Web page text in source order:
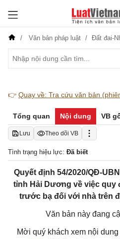
Văn bản pháp luật Đất đai-
👉 Quay về: Tra cứu văn bản
Tổng quan Nội dung VB
Lưu Theo dõi VB
Tình trạng hiệu lực: Đã biết
Quyết định 54/2020/QĐ-
tỉnh Hải Dương về việc quy
trước bạ đối với nhà trên
Văn bản này đang
Mời quý khách xem nội dung